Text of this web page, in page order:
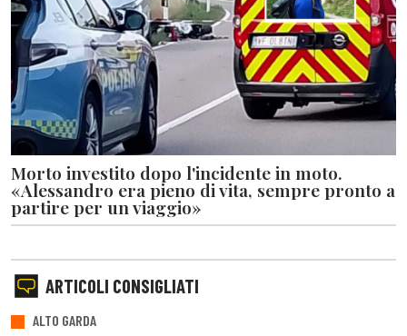
Morto investito dopo l'incidente in moto.
«Alessandro era pieno di vita, sempre pronto a
partire per un viaggio»
ARTICOLI CONSIGLIATI
ALTO GARDA